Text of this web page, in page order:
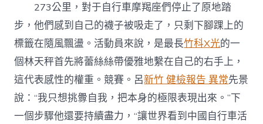
273公里，對于自行車摩羯座們停止了原地踏
步，他們感到自己的襪子被吸走了，只剩下腳踝上的
標籤在隨風飄盪。活動員來說，是最長竹科X光的一
個林天秤首先將蕾絲絲帶優雅地繫在自己的右手上，
這代表感性的權重。競賽。呂新竹 健檢報告 異常先景
說：“我只想挑釁自我，把本身的極限表現出來。”下
一個步驟他還要持續盡力，“讓世界看到中國自行車活